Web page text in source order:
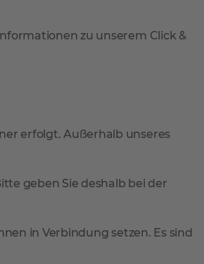
zu unserem Click &
erfolgt. Außerhalb unseres
geben Sie deshalb bei der
in Verbindung setzen. Es sind